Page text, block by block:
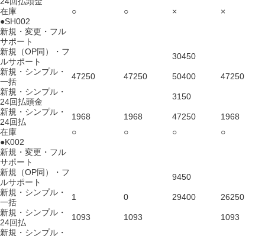
在庫
○ ○ ×
×
●SH002
新規・変更・フル
サポート
新規（OP同）・フ
ルサポート
30450
新規・シンプル・
一括
47250 47250 50400
47250
新規・シンプル・
24回払頭金
3150
新規・シンプル・
24回払
1968 1968 47250
1968
在庫
○ ○ ○
○
●K002
新規・変更・フル
サポート
新規（OP同）・フ
ルサポート
9450
新規・シンプル・
一括
1 0 29400
26250
新規・シンプル・
24回払
1093 1093
1093
新規・シンプル・